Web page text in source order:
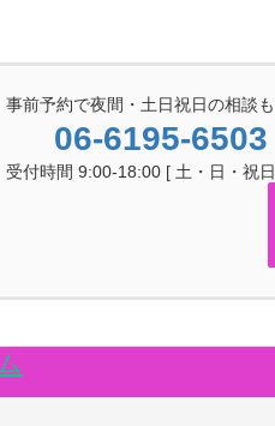
事前予約で夜間・土日祝日の相談
06-6195-6503
受付時間 9:00-18:00 [ 土・日・祝